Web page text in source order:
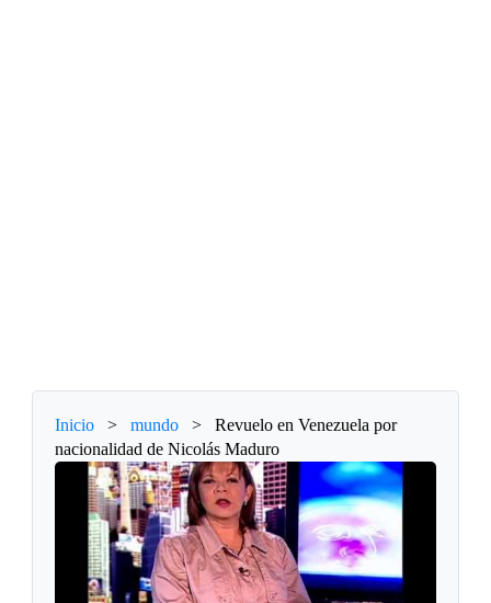
Inicio > mundo >
Revuelo en Venezuela por
nacionalidad de Nicolás Maduro